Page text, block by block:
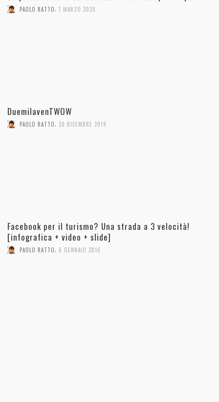
PAOLO RATTO, 1 MARZO 2020
DuemilavenTWOW
PAOLO RATTO, 20 DICEMBRE 2019
Facebook per il turismo? Una strada a 3 velocità!
[infografica + video + slide]
PAOLO RATTO 6 GENNAIO 2016